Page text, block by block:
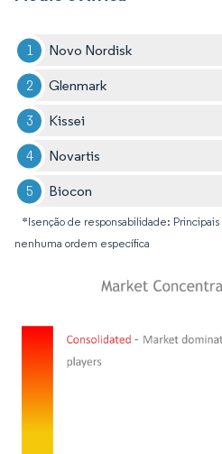
Novo Nordisk
Glenmark
Kissei
Novartis
Biocon
*Isenção de responsabilidade:
nenhuma ordem específica